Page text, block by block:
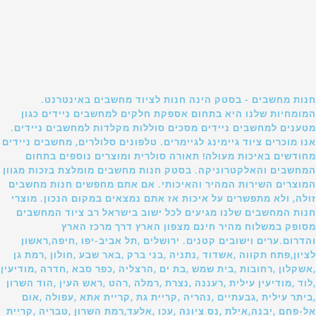
חנות מחשבים - בסטק הינה חנות לציוד מחשבים באינטרנט.
המומחיות שלנו היא בתחום אספקת חלקים למחשבים ניידים כגון
מטענים למחשבים ניידים מסכים סוללות מקלדות למחשבים ניידים.
אנו מוכרים ציוד גיימינג לגיימרים. טלפונים סלולרים, מחשבים ניידים
מחודשים באיכות מעולה! תאורה סולרית ומוצרים נוספים בתחום
המחשבים והאלקטרוניקה. בסטק חנות מחשבים מומלצת בזכות מגוון
המוצרים השירות המהיר והאיכותי. אם אתם מחפשים חנות מחשבים
זולה, ולא מתפשרים על איכות אז אתם נמצאים במקום הנכון. מוצרי
חנות המחשבים שלנו מגיעים לכל ישוב בישראל רב ציוד המחשבים
מסופק במשלוח מהיר חינם מצפון הארץ דרך מרכז הארץ
והדרום.ערים וישובים קטנים. ירושלים ,תל אביב-יפו ,חיפה,ראשון
לציון,פתח תקווה ,אשדוד ,נתניה ,בני ברק ,באר שבע ,חולון ,רמת גן
,אשקלון ,רחובות ,בית שמש ,בת ים ,הרצליה ,כפר סבא ,חדרה ,מודיעין
,לוד ,מודיעין עילית ,רעננה ,נצרת ,רמלה ,רהט ,ראש העין ,הוד השרון
,ביתר עילית ,גבעתיים ,נהריה ,קריית גת ,קריית אתא ,עפולה ,אום
אל-פחם ,יבנה,אילת ,נס ציונה ,עכו ,אלעד,רמת השרון ,טבריה ,קריית